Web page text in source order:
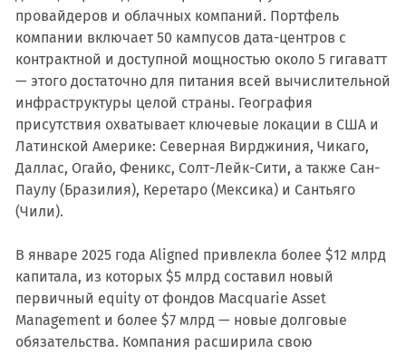
провайдеров и облачных компаний. Портфель
компании включает 50 кампусов дата-центров с
контрактной и доступной мощностью около 5 гигаватт
— этого достаточно для питания всей вычислительной
инфраструктуры целой страны. География
присутствия охватывает ключевые локации в США и
Латинской Америке: Северная Вирджиния, Чикаго,
Даллас, Огайо, Феникс, Солт-Лейк-Сити, а также Сан-
Паулу (Бразилия), Керетаро (Мексика) и Сантьяго
(Чили).
В январе 2025 года Aligned привлекла более $12 млрд
капитала, из которых $5 млрд составил новый
первичный equity от фондов Macquarie Asset
Management и более $7 млрд — новые долговые
обязательства. Компания расширила свою